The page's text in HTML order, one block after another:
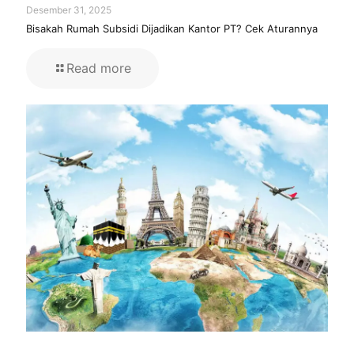
Desember 31, 2025
Bisakah Rumah Subsidi Dijadikan Kantor PT? Cek Aturannya
Read more